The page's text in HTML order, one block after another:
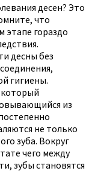
десен? Это
что
этапе гораздо
десны без
гигиены.
который
из
не только
зуба. Вокруг
чего между
зубы становятся